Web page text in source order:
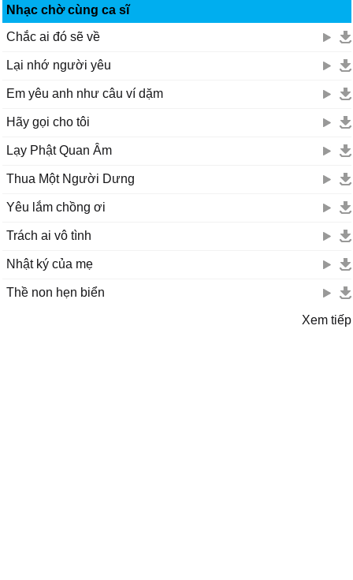
Nhạc chờ cùng ca sĩ
Chắc ai đó sẽ về
Lại nhớ người yêu
Em yêu anh như câu ví dặm
Hãy gọi cho tôi
Lạy Phật Quan Âm
Thua Một Người Dưng
Yêu lắm chồng ơi
Trách ai vô tình
Nhật ký của mẹ
Thề non hẹn biển
Xem tiếp